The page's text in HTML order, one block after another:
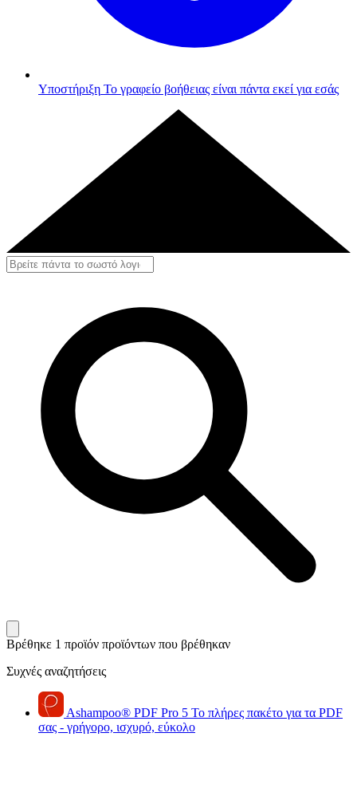
Υποστήριξη Το γραφείο βοήθειας είναι πάντα εκεί για εσάς
Βρέθηκε 1 προϊόν προϊόντων που βρέθηκαν
Συχνές αναζητήσεις
Ashampoo® PDF Pro 5 Το πλήρες πακέτο για τα PDF
σας - γρήγορο, ισχυρό, εύκολο